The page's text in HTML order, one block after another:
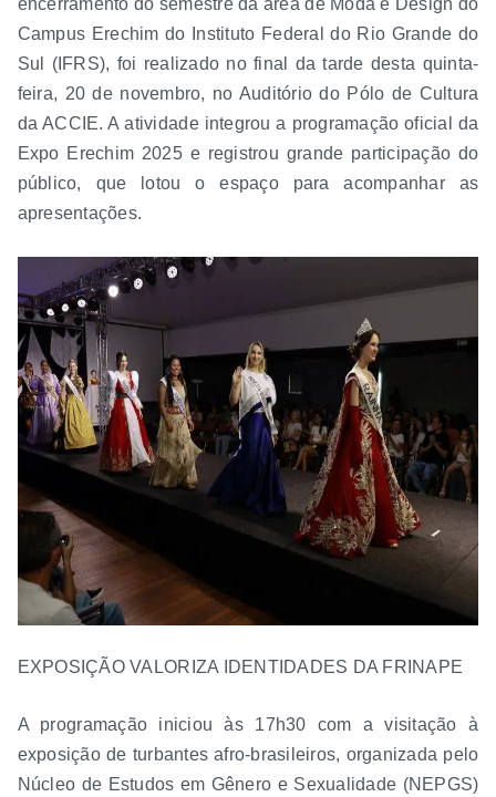
Campus Erechim do Instituto Federal do Rio Grande do
Sul (IFRS), foi realizado no final da tarde desta quinta-
feira, 20 de novembro, no Auditório do Pólo de Cultura
da ACCIE. A atividade integrou a programação oficial da
Expo Erechim 2025 e registrou grande participação do
público, que lotou o espaço para acompanhar as
apresentações.
EXPOSIÇÃO VALORIZA IDENTIDADES DA FRINAPE
A programação iniciou às 17h30 com a visitação à
exposição de turbantes afro-brasileiros, organizada pelo
Núcleo de Estudos em Gênero e Sexualidade (NEPGS)